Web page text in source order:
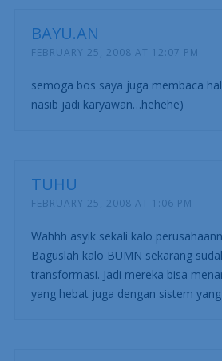
BAYU.AN
FEBRUARY 25, 2008 AT 12:07 PM
semoga bos saya juga membaca
nasib jadi karyawan…hehehe)
TUHU
FEBRUARY 25, 2008 AT 1:06 PM
Wahhh asyik sekali kalo
Baguslah kalo BUMN sekarang
transformasi. Jadi mereka bisa
yang hebat juga dengan sistem